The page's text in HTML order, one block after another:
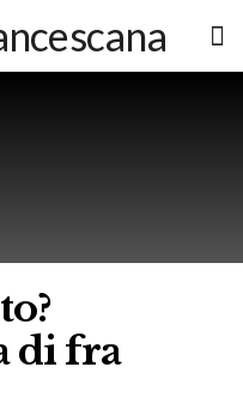
di fra